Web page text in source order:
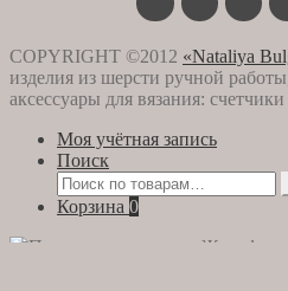
COPYRIGHT ©2012 «Nataliya
изделия из шерсти ручной
аксессуары для вязания:
Моя учётная запись
Поиск
Искать:
Корзина 0